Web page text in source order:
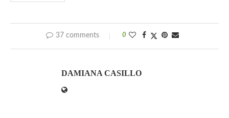
37 comments 0
DAMIANA CASILLO